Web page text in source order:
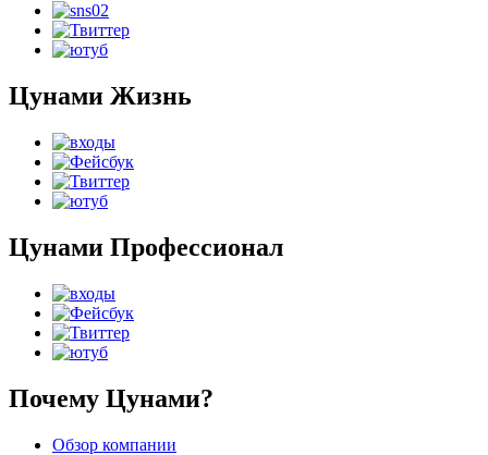
Цунами Жизнь
Цунами Профессионал
Почему Цунами?
Обзор компании